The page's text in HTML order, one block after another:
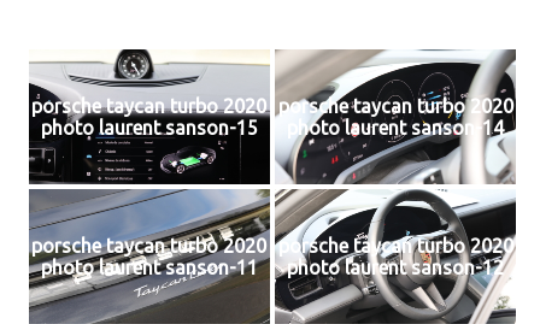
porsche taycan turbo 2020
photo laurent sanson-15
porsche taycan turbo 2020
photo laurent sanson-14
porsche taycan turbo 2020
photo laurent sanson-11
porsche taycan turbo 2020
photo laurent sanson-12